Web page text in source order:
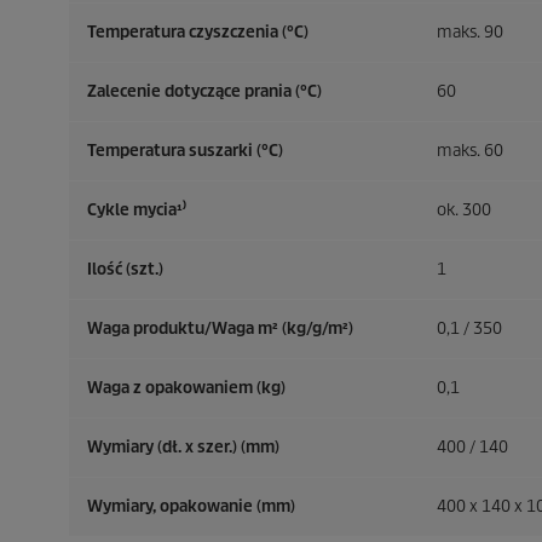
Temperatura czyszczenia (°C) maks. 90
Zalecenie dotyczące prania (°C) 60
Temperatura suszarki (°C) maks. 60
Cykle mycia¹⁾ ok. 300
Ilość (szt.) 1
Waga produktu/Waga m² (kg/g/m²) 0,1 / 350
Waga z opakowaniem (kg) 0,1
Wymiary (dł. x szer.) (mm) 400 / 140
Wymiary, opakowanie (mm) 400 x 140 x